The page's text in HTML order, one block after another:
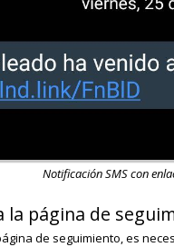
Notificación SMS con
la página de
de seguimiento, es